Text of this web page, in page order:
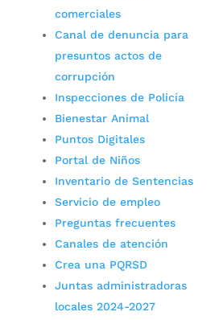
comerciales
Canal de denuncia para
presuntos actos de
corrupción
Inspecciones de Policía
Bienestar Animal
Puntos Digitales
Portal de Niños
Inventario de Sentencias
Servicio de empleo
Preguntas frecuentes
Canales de atención
Crea una PQRSD
Juntas administradoras
locales 2024-2027